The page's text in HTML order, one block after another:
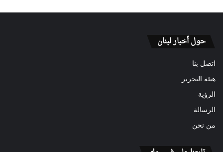
حول أخبار لبنان
اتصل بنا
هيئة التحرير
الرؤية
الرسالة
من نحن